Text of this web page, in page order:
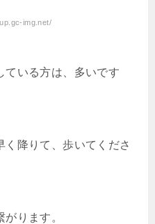
img.net/
ている方は、多いです
降りて、歩いてくださ
ります。